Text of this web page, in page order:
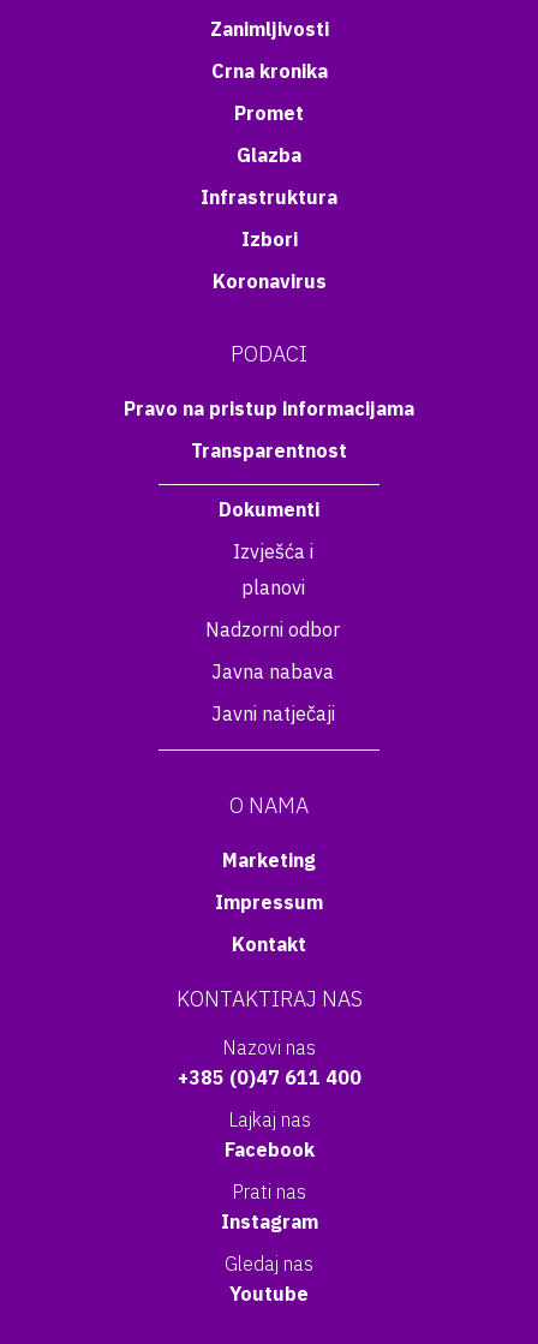
Zanimljivosti
Crna kronika
Promet
Glazba
Infrastruktura
Izbori
Koronavirus
PODACI
Pravo na pristup informacijama
Transparentnost
Dokumenti
Izvješća i
planovi
Nadzorni odbor
Javna nabava
Javni natječaji
O NAMA
Marketing
Impressum
Kontakt
KONTAKTIRAJ NAS
Nazovi nas
+385 (0)47 611 400
Lajkaj nas
Facebook
Prati nas
Instagram
Gledaj nas
Youtube